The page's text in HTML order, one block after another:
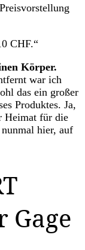
CHF.“
Körper.
war ich
das ein großer
Produktes. Ja,
Heimat für die
hier, auf
Gage